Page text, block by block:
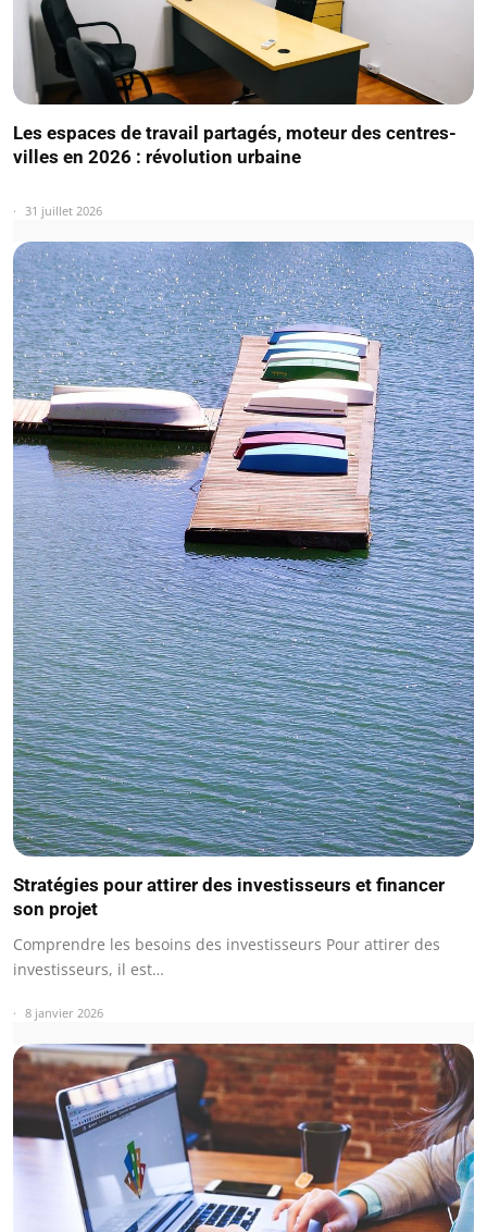
Les espaces de travail partagés, moteur des centres-
villes en 2026 : révolution urbaine
31 juillet 2026
Stratégies pour attirer des investisseurs et financer
son projet
Comprendre les besoins des investisseurs Pour attirer des
investisseurs, il est…
8 janvier 2026